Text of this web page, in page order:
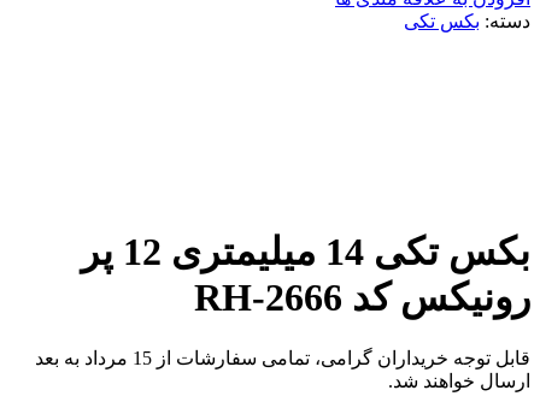
دسته: بکس تکی
بکس تکی 14 میلیمتری 12 پر
رونیکس کد RH-2666
قابل توجه خریداران گرامی، تمامی سفارشات از 15 مرداد به بعد
ارسال خواهند شد.